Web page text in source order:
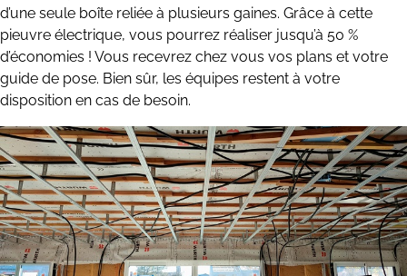
d’une seule boîte reliée à plusieurs gaines. Grâce à cette
pieuvre électrique, vous pourrez réaliser jusqu’à 50 %
d’économies ! Vous recevrez chez vous vos plans et votre
guide de pose. Bien sûr, les équipes restent à votre
disposition en cas de besoin.